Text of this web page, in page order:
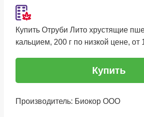
Купить Отруби Лито хрустящие
кальцием, 200 г по низкой цене, от
Купить
Производитель: Биокор ООО